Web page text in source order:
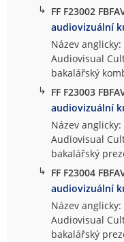
↳ FF F23002
audiovizuální
Název
Audiovisual
bakalářský
↳ FF F23003
audiovizuální
Název
Audiovisual
bakalářský
↳ FF F23004
audiovizuální
Název
Audiovisual
bakalářský